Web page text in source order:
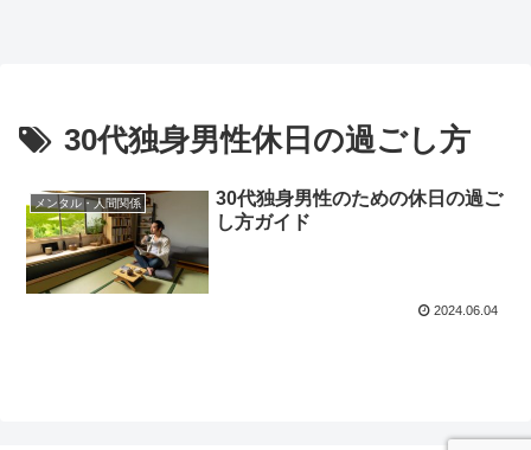
30代独身男性休日の過ごし方
メンタル・人間関係
30代独身男性のための休日の過ご
し方ガイド
2024.06.04